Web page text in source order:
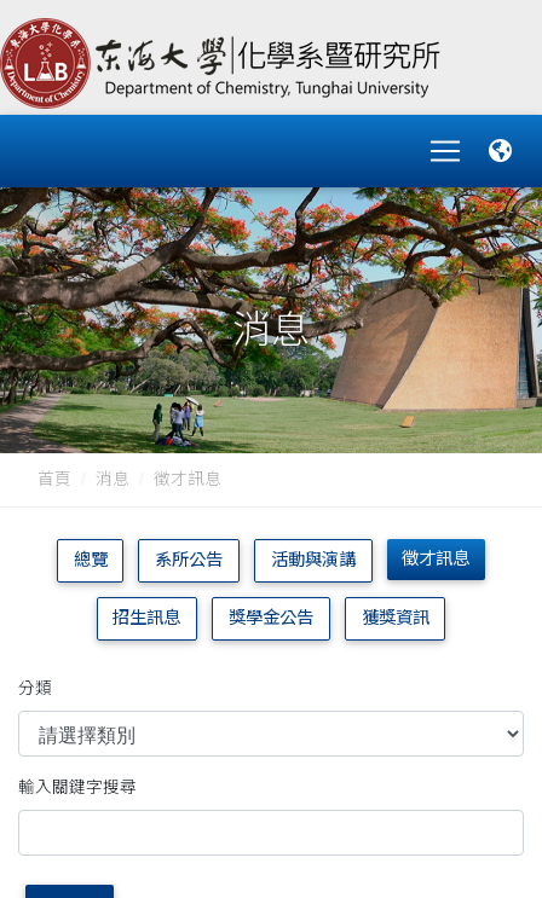
消息
首頁 消息 徵才訊息
總覽 系所公告 活動與演講 徵才訊息
招生訊息 獎學金公告 獲獎資訊
分類
輸入關鍵字搜尋